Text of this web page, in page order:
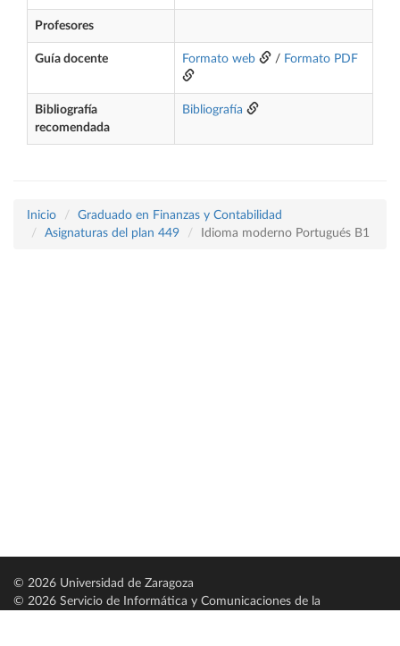
Profesores
Guía docente Formato web / Formato PDF
Bibliografía
recomendada
Bibliografía
Inicio
Graduado en Finanzas y Contabilidad
Asignaturas del plan 449
Idioma moderno Portugués B1
© 2026 Universidad de Zaragoza
© 2026 Servicio de Informática y Comunicaciones de la